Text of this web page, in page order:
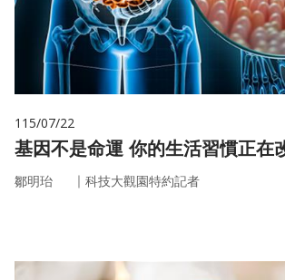
115/07/22
基因不是命運 你的生活習
鄒明珆 ｜ 科技大觀園特約記者